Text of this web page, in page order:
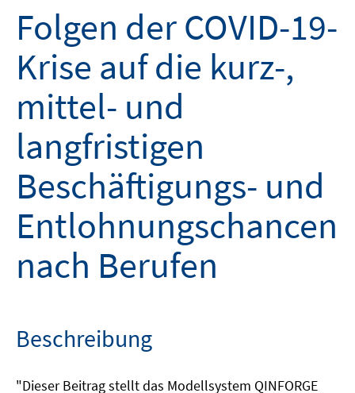
Folgen der COVID-19-
Krise auf die kurz-,
mittel- und
langfristigen
Beschäftigungs- und
Entlohnungschancen
nach Berufen
Beschreibung
"Dieser Beitrag stellt das Modellsystem QINFORGE